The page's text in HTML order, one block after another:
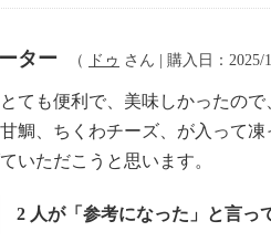
ター （ ドゥ さん | 購入日：2025/
ても便利で、美味しかったの
鯛、ちくわチーズ、が入って
いただこうと思います。
2 人が「参考になった」と言っ